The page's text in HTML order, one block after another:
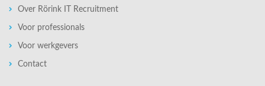
Over Rörink IT Recruitment
Voor professionals
Voor werkgevers
Contact